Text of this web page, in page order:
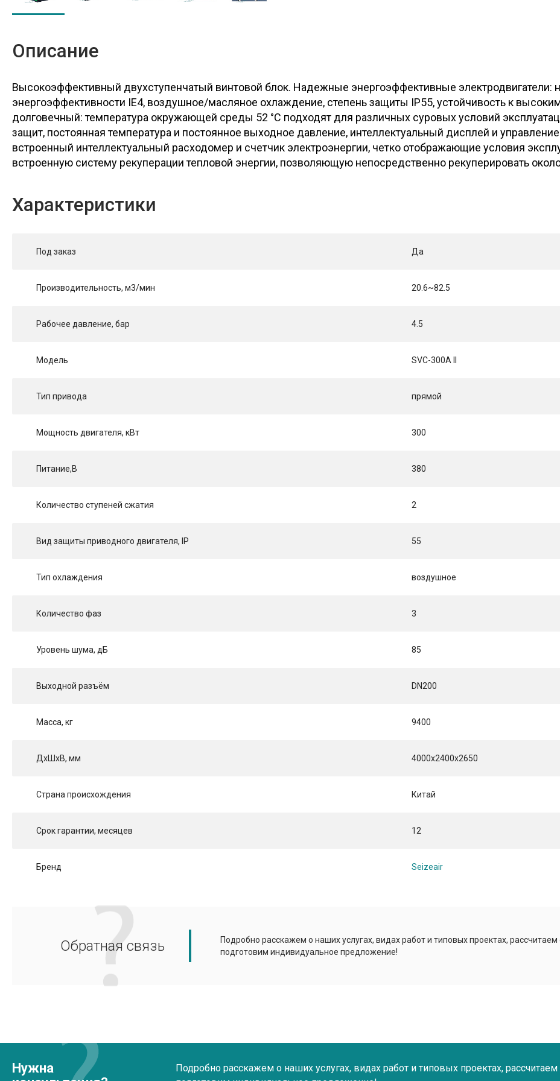
Описание
Высокоэффективный двухступенчатый винтовой блок. Надежные энергоэффективные электродвигатели:
энергоэффективности IE4, воздушное/масляное охлаждение, степень защиты IP55, устойчивость к
долговечный: температура окружающей среды 52 °C подходят для различных суровых условий
защит, постоянная температура и постоянное выходное давление, интеллектуальный дисплей и
встроенный интеллектуальный расходомер и счетчик электроэнергии, четко отображающие условия
встроенную систему рекуперации тепловой энергии, позволяющую непосредственно рекуперировать
Характеристики
Под заказ Да
Производительность, м3/мин 20.6~82.5
Рабочее давление, бар 4.5
Модель SVC-300A II
Тип привода прямой
Мощность двигателя, кВт 300
Питание,В 380
Количество ступеней сжатия 2
Вид защиты приводного двигателя, IP 55
Тип охлаждения воздушное
Количество фаз 3
Уровень шума, дБ 85
Выходной разъём DN200
Масса, кг 9400
ДхШхВ, мм 4000x2400x2650
Страна происхождения Китай
Срок гарантии, месяцев 12
Бренд Seizeair
Обратная связь
Подробно расскажем о наших услугах, видах работ и типовых проектах, рассчитаем
подготовим индивидуальное предложение!
Нужна
Подробно расскажем о наших услугах, видах работ и типовых проектах, рассчитаем